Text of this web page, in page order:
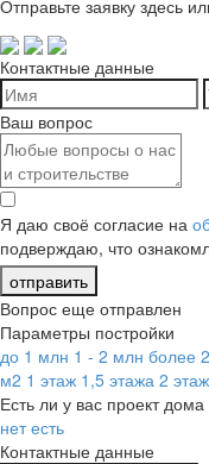
Отправьте заявку здесь
Контактные данные
Ваш вопрос
Я даю своё согласие на
подверждаю, что
отправить
Вопрос еще отправлен
Параметры постройки
до 1 млн 1 - 2 млн более
м2 1 этаж 1,5 этажа 2
Есть ли у вас проект дома
нет есть
Контактные данные